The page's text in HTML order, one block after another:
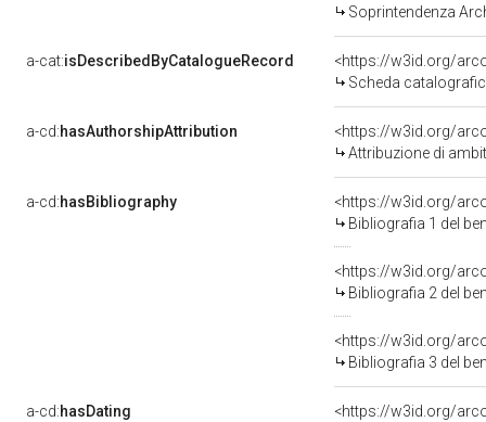
Soprintendenza
a-cat:isDescribedByCatalogueRecord
<https://w3id.org/
Scheda
a-cd:hasAuthorshipAttribution
<https://w3id.org/
Attribuzione di
a-cd:hasBibliography
<https://w3id.org/
Bibliografia 1 del
<https://w3id.org/
Bibliografia 2 del
<https://w3id.org/
Bibliografia 3 del
a-cd:hasDating
<https://w3id.org/